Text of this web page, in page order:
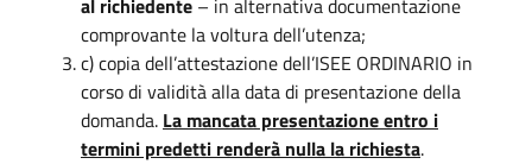
comprovante la voltura dell’utenza;
c) copia dell’attestazione dell’ISEE ORDINARIO in
corso di validità alla data di presentazione della
domanda. La mancata presentazione entro i
termini predetti renderà nulla la richiesta.